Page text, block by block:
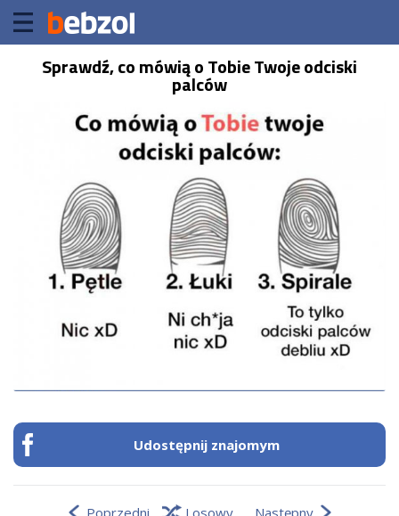
Sprawdź, co mówią o Tobie Twoje odciski
palców
Udostępnij znajomym